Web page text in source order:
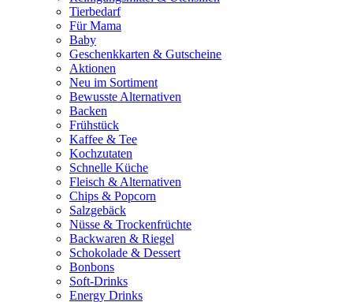
Tierbedarf
Für Mama
Baby
Geschenkkarten & Gutscheine
Aktionen
Neu im Sortiment
Bewusste Alternativen
Backen
Frühstück
Kaffee & Tee
Kochzutaten
Schnelle Küche
Fleisch & Alternativen
Chips & Popcorn
Salzgebäck
Nüsse & Trockenfrüchte
Backwaren & Riegel
Schokolade & Dessert
Bonbons
Soft-Drinks
Energy Drinks